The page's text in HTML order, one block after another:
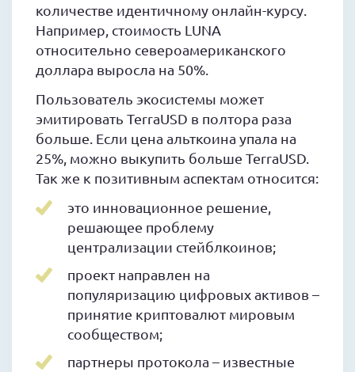
количестве идентичному онлайн-курсу.
Например, стоимость LUNA
относительно североамериканского
доллара выросла на 50%.
Пользователь экосистемы может
эмитировать TerraUSD в полтора раза
больше. Если цена альткоина упала на
25%, можно выкупить больше TerraUSD.
Так же к позитивным аспектам относится:
это инновационное решение,
решающее проблему
централизации стейблкоинов;
проект направлен на
популяризацию цифровых активов –
принятие криптовалют мировым
сообществом;
партнеры протокола – известные